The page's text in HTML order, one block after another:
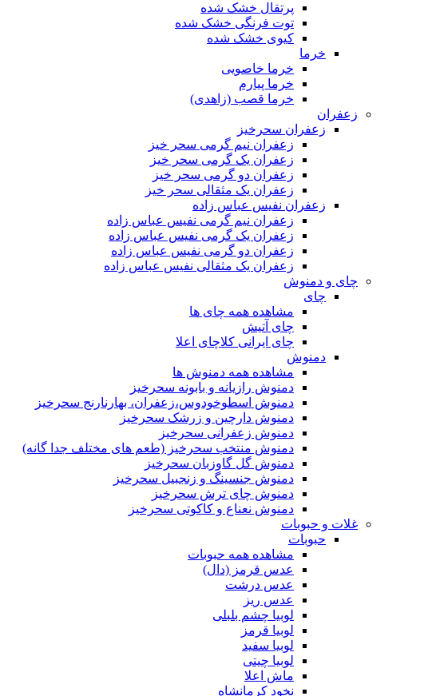
پرتقال خشک شده
توت فرنگی خشک شده
کیوی خشک شده
خرما
خرما خاصویی
خرما پیارم
خرما قصب (زاهدی)
زعفران
زعفران سحرخیز
زعفران نیم گرمی سحر خیز
زعفران یک گرمی سحر خیز
زعفران دو گرمی سحر خیز
زعفران یک مثقالی سحر خیز
زعفران نفیس عباس زاده
زعفران نیم گرمی نفیس عباس زاده
زعفران یک گرمی نفیس عباس زاده
زعفران دو گرمی نفیس عباس زاده
زعفران یک مثقالی نفیس عباس زاده
چای و دمنوش
چای
مشاهده همه چای ها
چای آتیش
چای ایرانی کلاچای اعلا
دمنوش
مشاهده همه دمنوش ها
دمنوش رازیانه و بابونه سحرخیز
دمنوش اسطوخودوس،زعفران، بهارنارنج سحرخیز
دمنوش دارچین و زرشک سحرخیز
دمنوش زعفرانی سحرخیز
دمنوش منتخب سحرخیز (طعم های مختلف جدا گانه)
دمنوش گل گاوزبان سحرخیز
دمنوش جنسینگ و زنجبیل سحرخیز
دمنوش چای ترش سحرخیز
دمنوش نعناع و کاکوتی سحرخیز
غلات و حبوبات
حبوبات
مشاهده همه حبوبات
عدس قرمز (دال)
عدس درشت
عدس ریز
لوبیا چشم بلبلی
لوبیا قرمز
لوبیا سفید
لوبیا چیتی
ماش اعلا
نخود کرمانشاه